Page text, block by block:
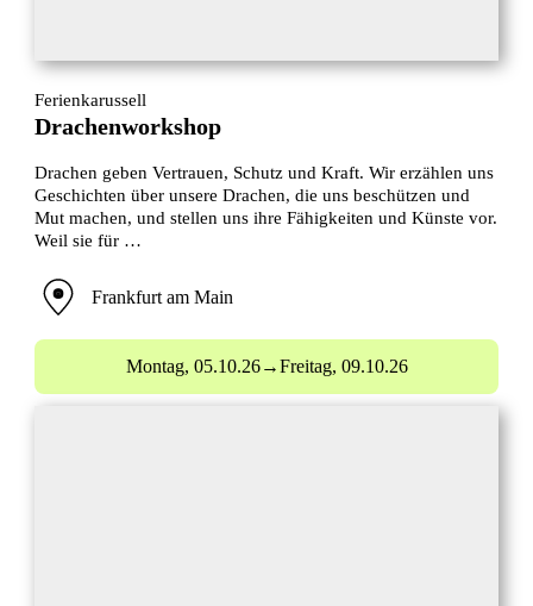
Ferienkarussell
Drachenworkshop
Drachen geben Vertrauen, Schutz und Kraft. Wir erzählen uns
Geschichten über unsere Drachen, die uns beschützen und
Mut machen, und stellen uns ihre Fähigkeiten und Künste vor.
Weil sie für …
Frankfurt am Main
Montag, 05.10.26→Freitag, 09.10.26